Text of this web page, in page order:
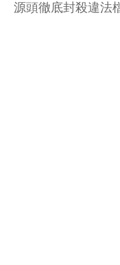
源頭徹底封殺違法